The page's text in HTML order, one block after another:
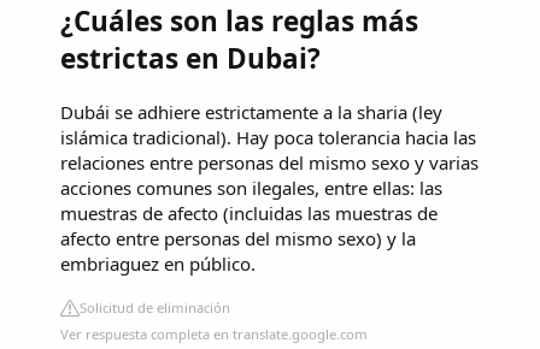
¿Cuáles son las reglas más
estrictas en Dubai?
Dubái se adhiere estrictamente a la sharia (ley
islámica tradicional). Hay poca tolerancia hacia las
relaciones entre personas del mismo sexo y varias
acciones comunes son ilegales, entre ellas: las
muestras de afecto (incluidas las muestras de
afecto entre personas del mismo sexo) y la
embriaguez en público.
Solicitud de eliminación
Ver respuesta completa en translate.google.com